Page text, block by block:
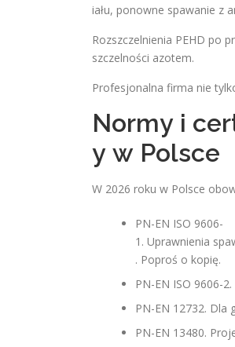
iału, ponowne spawanie z
Rozszczelnienia PEHD po
szczelności azotem.
Profesjonalna firma nie
Normy i
y w Polsce
W 2026 roku w Polsce
PN-EN ISO 9606-
1. Uprawnienia
. Poproś o kopię.
PN-EN ISO 9606-
PN-EN 12732. Dla
PN-EN 13480.